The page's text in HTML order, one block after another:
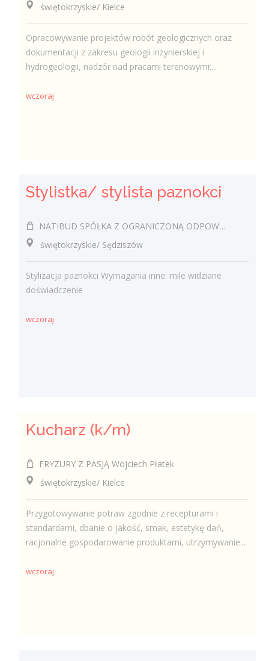
świętokrzyskie/ Kielce
Opracowywanie projektów robót geologicznych oraz
dokumentacji z zakresu geologii inżynierskiej i
hydrogeologii, nadzór nad pracami terenowymi:...
wczoraj
Stylistka/ stylista paznokci
NATIBUD SPÓŁKA Z OGRANICZONĄ ODPOWIEDZIALNOŚCIĄ
świętokrzyskie/ Sędziszów
Stylizacja paznokci Wymagania inne: mile widziane
doświadczenie
wczoraj
Kucharz (k/m)
FRYZURY Z PASJĄ Wojciech Płatek
świętokrzyskie/ Kielce
Przygotowywanie potraw zgodnie z recepturami i
standardami, dbanie o jakość, smak, estetykę dań,
racjonalne gospodarowanie produktami, utrzymywanie...
wczoraj